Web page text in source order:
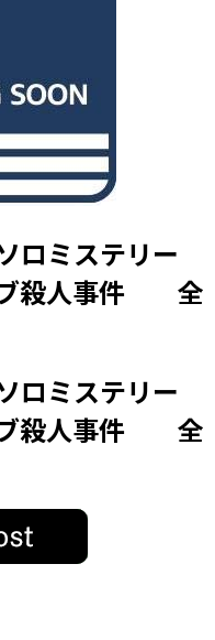
ロミステリー
ブ殺人事件 全
ロミステリー
ブ殺人事件 全